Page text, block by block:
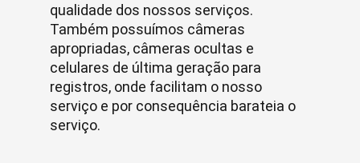
qualidade dos nossos serviços.
Também possuímos câmeras
apropriadas, câmeras ocultas e
celulares de última geração para
registros, onde facilitam o nosso
serviço e por consequência barateia o
serviço.